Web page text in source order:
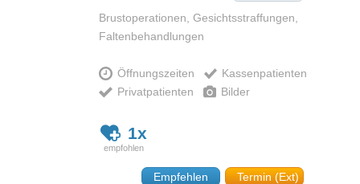
Brustoperationen, Gesichtsstraffungen,
Faltenbehandlungen
Öffnungszeiten
Kassenpatienten
Privatpatienten
Bilder
1x
Empfehlen
Termin (Ext)